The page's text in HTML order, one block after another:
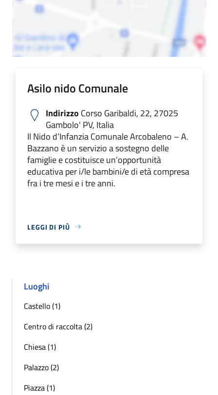
Asilo nido Comunale
Indirizzo Corso Garibaldi, 22, 27025
Gambolo' PV, Italia
Il Nido d’Infanzia Comunale Arcobaleno – A.
Bazzano è un servizio a sostegno delle
famiglie e costituisce un’opportunità
educativa per i/le bambini/e di età compresa
fra i tre mesi e i tre anni.
LEGGI DI PIÙ
Luoghi
Castello (1)
Centro di raccolta (2)
Chiesa (1)
Palazzo (2)
Piazza (1)